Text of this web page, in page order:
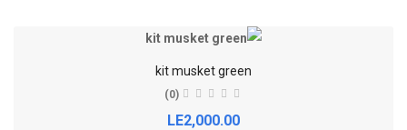
kit musket green
(0)
LE2,000.00